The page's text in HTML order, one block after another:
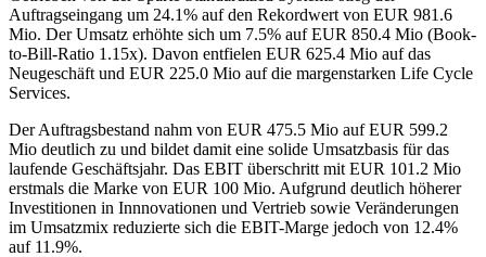
Auftragseingang um 24.1% auf den Rekordwert von EUR 981.6
Mio. Der Umsatz erhöhte sich um 7.5% auf EUR 850.4 Mio (Book-
to-Bill-Ratio 1.15x). Davon entfielen EUR 625.4 Mio auf das
Neugeschäft und EUR 225.0 Mio auf die margenstarken Life Cycle
Services.
Der Auftragsbestand nahm von EUR 475.5 Mio auf EUR 599.2
Mio deutlich zu und bildet damit eine solide Umsatzbasis für das
laufende Geschäftsjahr. Das EBIT überschritt mit EUR 101.2 Mio
erstmals die Marke von EUR 100 Mio. Aufgrund deutlich höherer
Investitionen in Innnovationen und Vertrieb sowie Veränderungen
im Umsatzmix reduzierte sich die EBIT-Marge jedoch von 12.4%
auf 11.9%.